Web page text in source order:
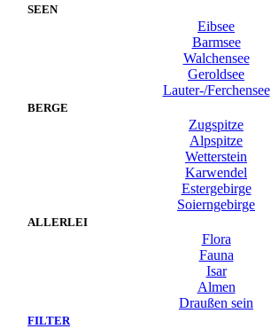
SEEN
Eibsee
Barmsee
Walchensee
Geroldsee
Lauter-/Ferchensee
BERGE
Zugspitze
Alpspitze
Wetterstein
Karwendel
Estergebirge
Soierngebirge
ALLERLEI
Flora
Fauna
Isar
Almen
Draußen sein
FILTER